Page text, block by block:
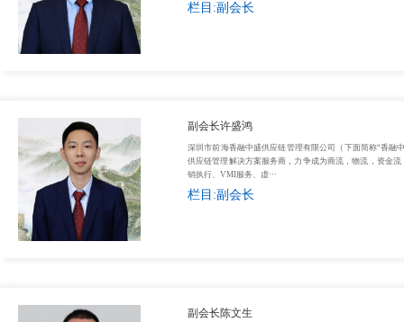
栏目:副会长
副会长许盛鸿
深圳市前海香融中盛供应链管理有限公司（下面简称“香融
供应链管理解决方案服务商，力争成为商流，物流，资金
销执行、VMI服务、虚···
栏目:副会长
副会长陈文生